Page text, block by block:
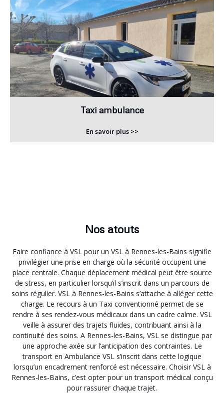
Taxi ambulance
En savoir plus >>
Nos atouts
Faire confiance à VSL pour un VSL à Rennes-les-Bains signifie
privilégier une prise en charge où la sécurité occupent une
place centrale. Chaque déplacement médical peut être source
de stress, en particulier lorsqu’il s’inscrit dans un parcours de
soins régulier. VSL à Rennes-les-Bains s’attache à alléger cette
charge. Le recours à un Taxi conventionné permet de se
rendre à ses rendez-vous médicaux dans un cadre calme. VSL
veille à assurer des trajets fluides, contribuant ainsi à la
continuité des soins. A Rennes-les-Bains, VSL se distingue par
une approche axée sur l’anticipation des contraintes. Le
transport en Ambulance VSL s’inscrit dans cette logique
lorsqu’un encadrement renforcé est nécessaire. Choisir VSL à
Rennes-les-Bains, c’est opter pour un transport médical conçu
pour rassurer chaque trajet.